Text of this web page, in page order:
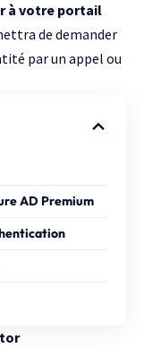
à votre portail
de demander
par un appel ou
AD Premium